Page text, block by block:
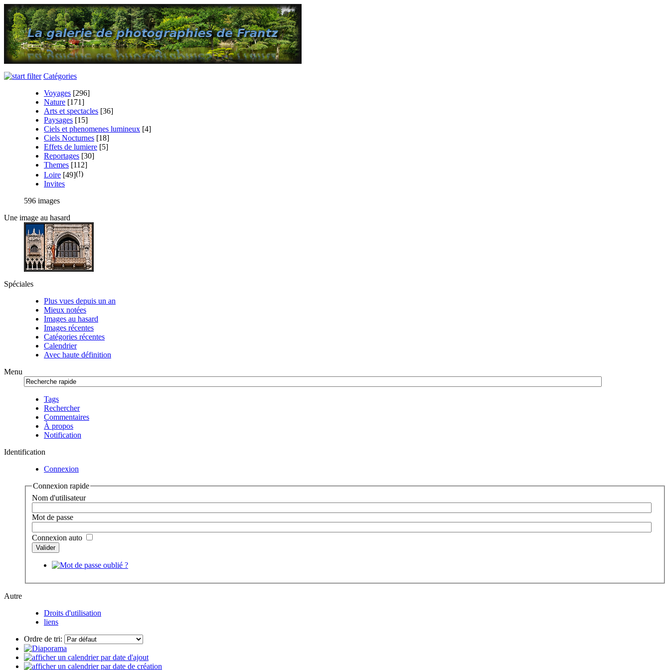
Catégories
Voyages [296]
Nature [171]
Arts et spectacles [36]
Paysages [15]
Ciels et phenomenes lumineux [4]
Ciels Nocturnes [18]
Effets de lumiere [5]
Reportages [30]
Themes [112]
Loire [49]
Invites
596 images
Une image au hasard
Spéciales
Plus vues depuis un an
Mieux notées
Images au hasard
Images récentes
Catégories récentes
Calendrier
Avec haute définition
Menu
Tags
Rechercher
Commentaires
À propos
Notification
Identification
Connexion
Connexion rapide
Nom d'utilisateur
Mot de passe
Connexion auto
Autre
Droits d'utilisation
liens
Ordre de tri: